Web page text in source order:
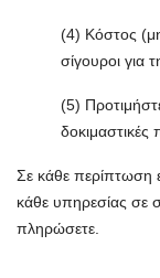
(4) Κόστος
σίγουροι για
(5)
Σε κάθε περίπτωση
κάθε υπηρεσίας σε
πληρώσετε.